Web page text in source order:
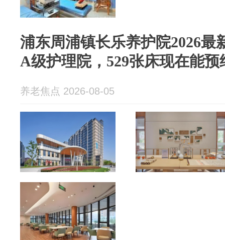
浦东周浦镇长乐养护院2026最
A级护理院，529张床现在能预
养老焦点 2026-08-05